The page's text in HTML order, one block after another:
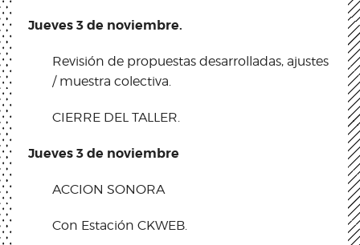
Jueves 3 de noviembre.
Revisión de propuestas desarrolladas, ajustes
/ muestra colectiva.
CIERRE DEL TALLER.
Jueves 3 de noviembre
ACCION SONORA
Con Estación CKWEB.